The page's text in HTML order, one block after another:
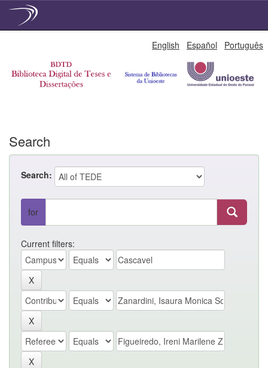
English Español Português
Search
Search:
for
Current filters: